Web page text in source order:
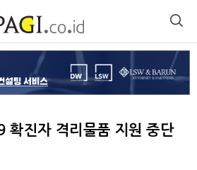
확진자 격리물품 지원 중단